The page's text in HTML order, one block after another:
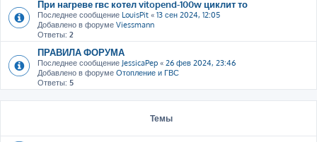
При нагреве гвс котел vitopend-100w циклит то
Последнее сообщение LouisPit « 13 сен 2024, 12:05
Добавлено в форуме Viessmann
Ответы: 2
ПРАВИЛА ФОРУМА
Последнее сообщение JessicaPep « 26 фев 2024, 23:46
Добавлено в форуме Отопление и ГВС
Ответы: 5
Темы